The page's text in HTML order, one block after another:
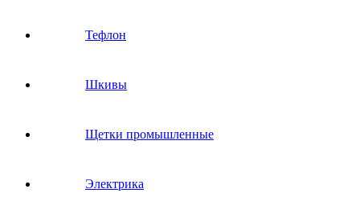
Тефлон
Шкивы
Щетки промышленные
Электрика